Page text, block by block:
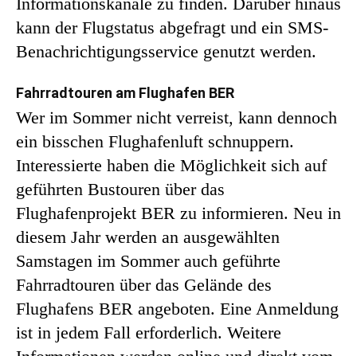
kann der Flugstatus abgefragt und ein SMS-
Benachrichtigungsservice genutzt werden.
Fahrradtouren am Flughafen BER
Wer im Sommer nicht verreist, kann dennoch
ein bisschen Flughafenluft schnuppern.
Interessierte haben die Möglichkeit sich auf
geführten Bustouren über das
Flughafenprojekt BER zu informieren. Neu in
diesem Jahr werden an ausgewählten
Samstagen im Sommer auch geführte
Fahrradtouren über das Gelände des
Flughafens BER angeboten. Eine Anmeldung
ist in jedem Fall erforderlich. Weitere